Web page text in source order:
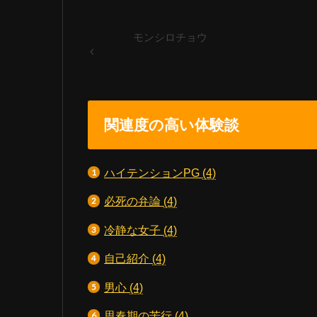
モンシロチョウ
関連度の高い体験談
ハイテンションPG (4)
必死の弁論 (4)
冷静な女子 (4)
自己紹介 (4)
男心 (4)